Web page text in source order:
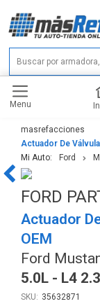
Menu
masrefacciones
Actuador De
Mi Auto:
Ford
FORD
Actuador
OEM
Ford
5.0L - L4
35632871